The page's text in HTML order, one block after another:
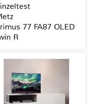
77 FA87 OLED
R